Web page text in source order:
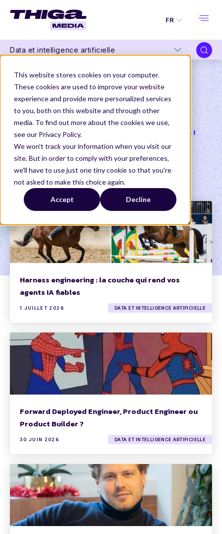
This website stores cookies on your computer.
These cookies are used to improve your website
experience and provide more personalized services
to you, both on this website and through other
media. To find out more about the cookies we use,
see our Privacy Policy.
We won't track your information when you visit our
site. But in order to comply with your preferences,
we'll have to use just one tiny cookie so that you're
not asked to make this choice again.
Accept Decline
FR
Data et intelligence artificielle
Data Et Intelligence
Artificielle
Apprenez à maitriser l'intelligence artificielle !
Thiga Media Data Et Intelligence Artificielle
Harness engineering : la couche qui rend vos
agents IA fiables
1 JUILLET 2026 DATA ET INTELLIGENCE ARTIFICIELLE
Forward Deployed Engineer, Product Engineer ou
Product Builder ?
30 JUIN 2026 DATA ET INTELLIGENCE ARTIFICIELLE